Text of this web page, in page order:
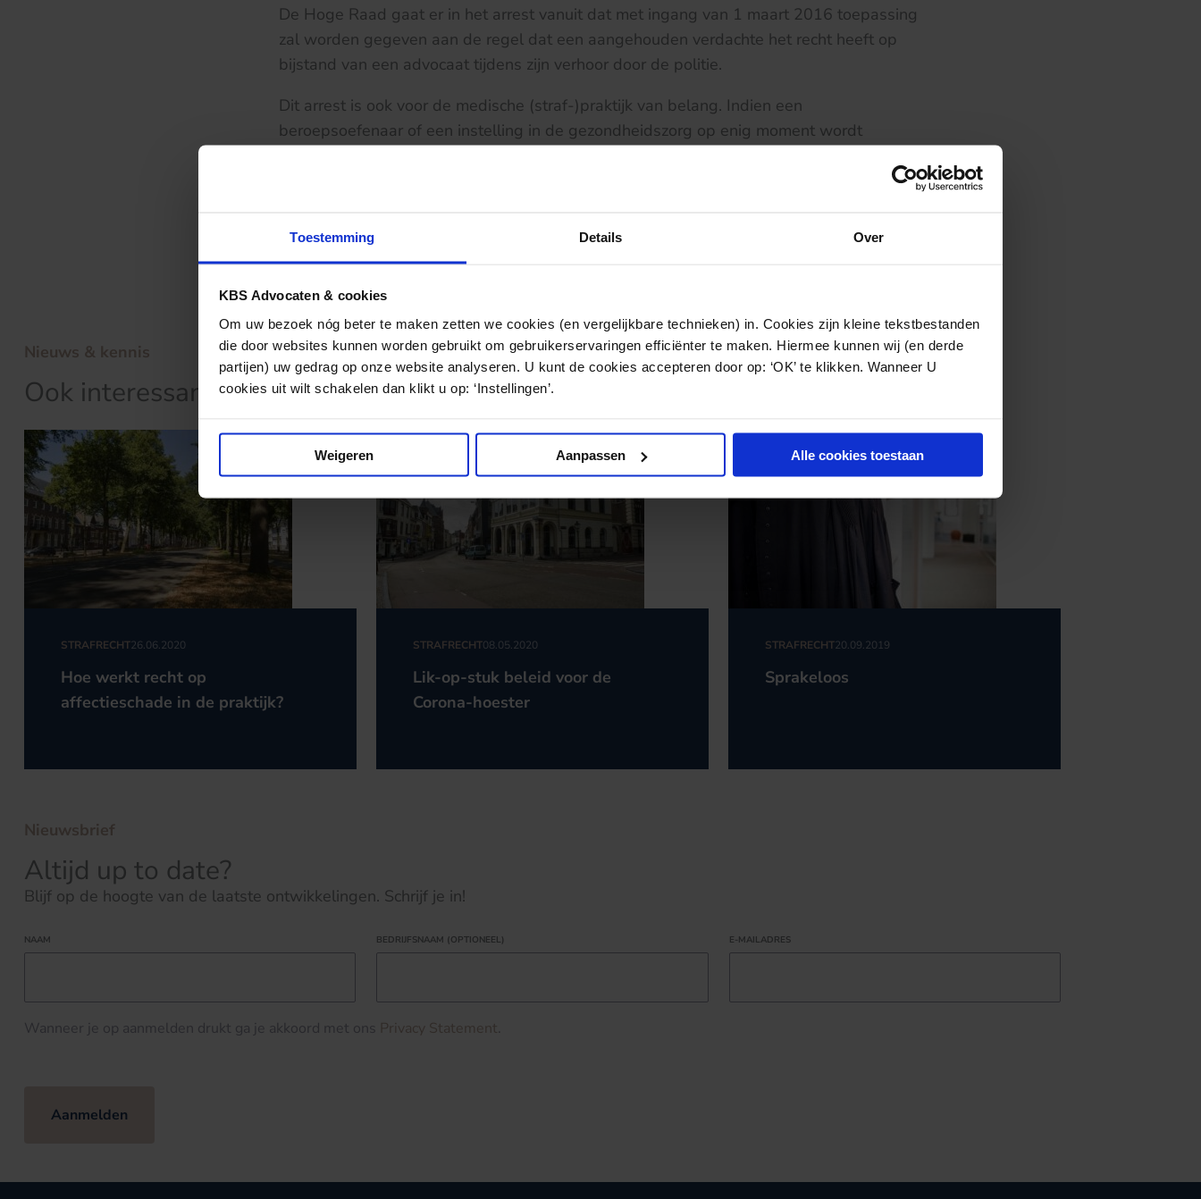
Toestemming Details Over
KBS Advocaten & cookies
Om uw bezoek nóg beter te maken zetten we cookies (en vergelijkbare technieken) in. Cookies zijn kleine tekstbestanden
die door websites kunnen worden gebruikt om gebruikerservaringen efficiënter te maken. Hiermee kunnen wij (en derde
partijen) uw gedrag op onze website analyseren. U kunt de cookies accepteren door op: ‘OK’ te klikken. Wanneer U
cookies uit wilt schakelen dan klikt u op: ‘Instellingen’.
Weigeren Aanpassen Alle cookies toestaan
De Hoge Raad gaat er in het arrest vanuit dat met ingang van 1 maart 2016 toepassing
zal worden gegeven aan de regel dat een aangehouden verdachte het recht heeft op
bijstand van een advocaat tijdens zijn verhoor door de politie.
Dit arrest is ook voor de medische (straf-)praktijk van belang. Indien een
beroepsoefenaar of een instelling in de gezondheidszorg op enig moment wordt
met een advocaat. Een advocaat –van KBS- kan vanaf het eerste moment de rechten
Klikhiervoor de uitspraak.
Nieuws & kennis
Ook interessant?
STRAFRECHT26.06.2020
Hoe werkt recht op
affectieschade in de praktijk?
STRAFRECHT08.05.2020
Lik-op-stuk beleid voor de
Corona-hoester
STRAFRECHT20.09.2019
Sprakeloos
Nieuwsbrief
Altijd up to date?
Blijf op de hoogte van de laatste ontwikkelingen. Schrijf je in!
NAAM BEDRIJFSNAAM (OPTIONEEL) E-MAILADRES
Wanneer je op aanmelden drukt ga je akkoord met ons Privacy Statement.
Aanmelden